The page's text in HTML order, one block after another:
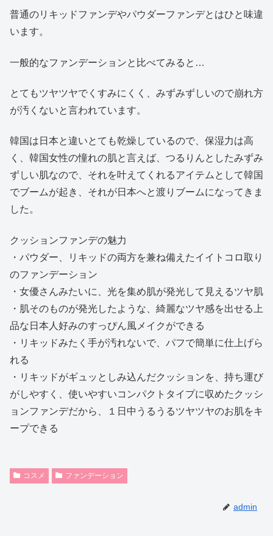
普通のリキッドファンデやパウダーファンデとはひと味違
います。
一般的なファンデーションと比べてみると…
とてもツヤツヤでくすみにくく、みずみずしいので崩れ方
が汚くないと言われています。
韓国は日本と違いとても乾燥しているので、保湿力は高
く、韓国女性の憧れの肌と言えば、つるりんとしたみずみ
ずしい肌なので、それを叶えてくれるアイテムとして韓国
でブームが起き、それが日本へと渡りブームになってきま
した。
クッションファンデの魅力
・パウダー、リキッドの両方を兼ね備えたイイトコロ取り
のファンデーション
・女優さんみたいに、光を集め肌が発光して見えるツヤ肌
・肌そのものが発光したような、綺麗なツヤ感を出せる上
品な日本人好みのすっぴん風メイクができる
・リキッドみたく手が汚れないで、パフで簡単に仕上げら
れる
・リキッドがギュッとしみ込んだクッションを、持ち運び
がしやすく、使いやすいコンパクトタイプに収めたクッシ
ョンファンデだから、１日中うるうるツヤツヤのお肌をキ
ープできる
コスメ ファンデーション
admin